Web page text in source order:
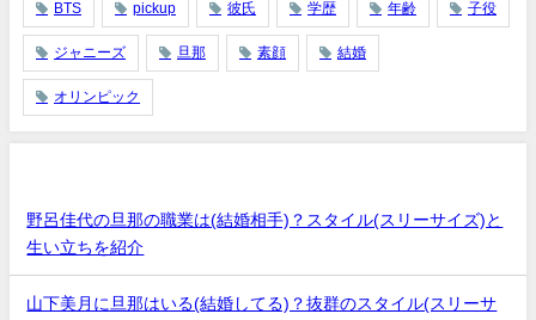
BTS pickup 彼氏 学歴 年齢 子役
ジャニーズ 旦那 素顔 結婚
オリンピック
野呂佳代の旦那の職業は(結婚相手)？スタイル(スリーサイズ)と
生い立ちを紹介
山下美月に旦那はいる(結婚してる)？抜群のスタイル(スリーサ